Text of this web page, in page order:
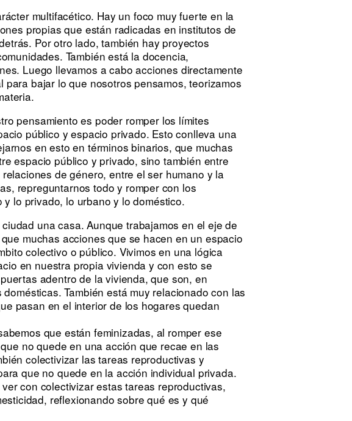
multifacético. Hay un foco muy fuerte en la
propias que están radicadas en institutos de
Por otro lado, también hay proyectos
También está la docencia,
Luego llevamos a cabo acciones directamente
bajar lo que nosotros pensamos, teorizamos
pensamiento es poder romper los límites
público y espacio privado. Esto conlleva una
en esto en términos binarios, que muchas
espacio público y privado, sino también entre
de género, entre el ser humano y la
repreguntarnos todo y romper con los
lo privado, lo urbano y lo doméstico.
una casa. Aunque trabajamos en el eje de
muchas acciones que se hacen en un espacio
colectivo o público. Vivimos en una lógica
en nuestra propia vivienda y con esto se
adentro de la vivienda, que son, en
También está muy relacionado con las
pasan en el interior de los hogares quedan
que están feminizadas, al romper ese
no quede en una acción que recae en las
colectivizar las tareas reproductivas y
que no quede en la acción individual privada.
con colectivizar estas tareas reproductivas,
reflexionando sobre qué es y qué